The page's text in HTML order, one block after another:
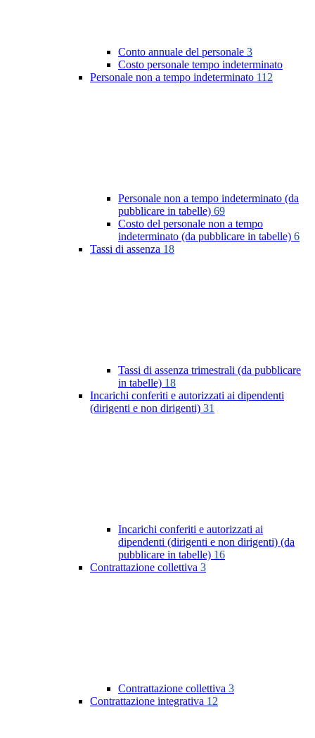
Conto annuale del personale 3
Costo personale tempo indeterminato
Personale non a tempo indeterminato 112
Personale non a tempo indeterminato (da
pubblicare in tabelle) 69
Costo del personale non a tempo
indeterminato (da pubblicare in tabelle) 6
Tassi di assenza 18
Tassi di assenza trimestrali (da pubblicare
in tabelle) 18
Incarichi conferiti e autorizzati ai dipendenti
(dirigenti e non dirigenti) 31
Incarichi conferiti e autorizzati ai
dipendenti (dirigenti e non dirigenti) (da
pubblicare in tabelle) 16
Contrattazione collettiva 3
Contrattazione collettiva 3
Contrattazione integrativa 12